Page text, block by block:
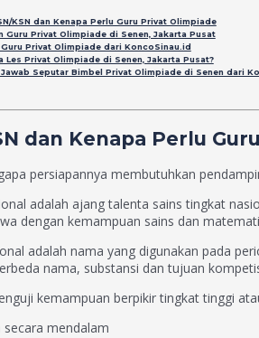
KSN dan Kenapa Perlu Guru Privat Olimpiade
Guru Privat Olimpiade di Senen, Jakarta Pusat
Privat Olimpiade dari KoncoSinau.id
Les Privat Olimpiade di Senen, Jakarta Pusat?
Jawab Seputar Bimbel Privat Olimpiade di Senen dari
dan Kenapa Perlu
persiapannya membutuhkan
adalah ajang talenta sains tingkat
dengan kemampuan sains dan
adalah nama yang digunakan pada
nama, substansi dan tujuan
kemampuan berpikir tingkat tinggi
mendalam